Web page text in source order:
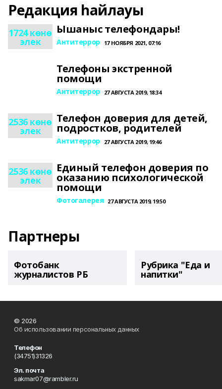
Редакция һайлауы
1724 көнө
элек
Ышаныс телефондары!
Антитеррор 17 НОЯБРЯ 2021, 07:16
Телефоны экстренной
помощи
Антитеррор 27 АВГУСТА 2019, 18:34
2536 көнө
элек
Телефон доверия для детей,
подростков, родителей
Антитеррор 27 АВГУСТА 2019, 19:46
2536 көнө
элек
Единый телефон доверия по
оказанию психологической
помощи
Фотогалерея 27 АВГУСТА 2019, 19:50
Партнеры
Фотобанк
журналистов РБ
Рубрика "Еда и
напитки"
© 2026
Об использовании персональных данных
Телефон
(34751)31326
Эл. почта
sakmar07@rambler.ru